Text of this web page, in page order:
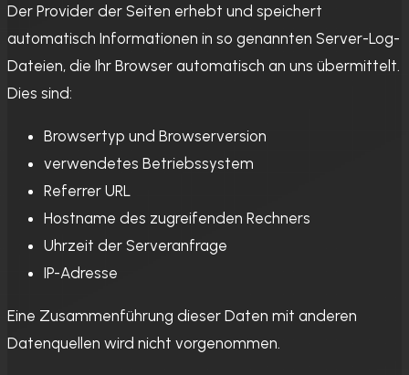
Der Provider der Seiten erhebt und speichert
automatisch Informationen in so genannten Server-Log-
Dateien, die Ihr Browser automatisch an uns übermittelt.
Dies sind:
Browsertyp und Browserversion
verwendetes Betriebssystem
Referrer URL
Hostname des zugreifenden Rechners
Uhrzeit der Serveranfrage
IP-Adresse
Eine Zusammenführung dieser Daten mit anderen
Datenquellen wird nicht vorgenommen.